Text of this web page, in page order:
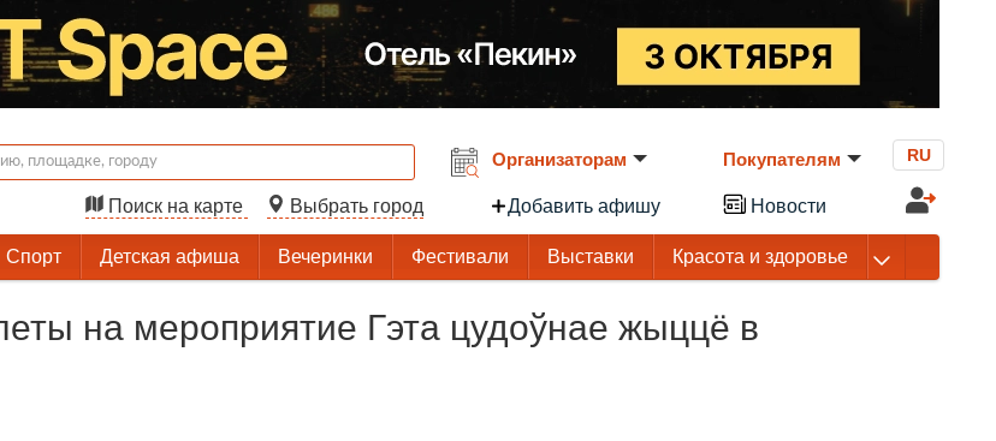
Поиск на карте Выбрать город
Организаторам
Добавить афишу
Покупателям
Новости
RU
Спорт Детская афиша Вечеринки Фестивали Выставки Красота и здоровье
на мероприятие Гэта цудоўнае жыццё в